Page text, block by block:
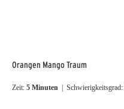
Orangen Mango Traum
Zeit: 5 Minuten | Schwierigkeitsgrad: